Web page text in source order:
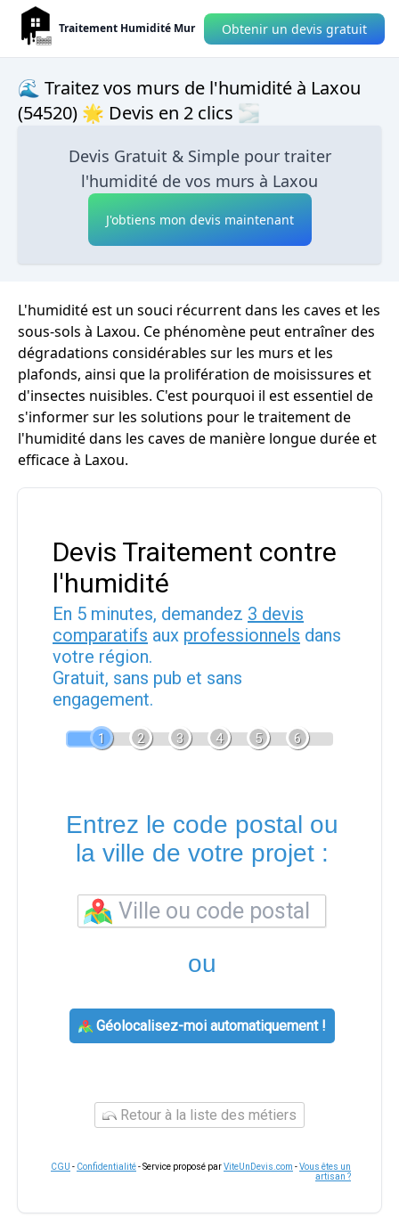
Traitement Humidité Mur Obtenir un devis gratuit
🌊 Traitez vos murs de l'humidité à Laxou
(54520) 🌟 Devis en 2 clics 🌫
Devis Gratuit & Simple pour traiter
l'humidité de vos murs à Laxou
J'obtiens mon devis maintenant
L'humidité est un souci récurrent dans les caves et les
sous-sols à Laxou. Ce phénomène peut entraîner des
dégradations considérables sur les murs et les
plafonds, ainsi que la prolifération de moisissures et
d'insectes nuisibles. C'est pourquoi il est essentiel de
s'informer sur les solutions pour le traitement de
l'humidité dans les caves de manière longue durée et
efficace à Laxou.
Devis Traitement contre
l'humidité
En 5 minutes, demandez 3 devis
comparatifs aux professionnels dans
votre région.
Gratuit, sans pub et sans
engagement.
1 2 3 4 5 6
Entrez le code postal ou
la ville de votre projet :
ou
Géolocalisez-moi automatiquement !
Retour à la liste des métiers
CGU - Confidentialité- Service proposé parViteUnDevis.com -Vous êtes un
artisan ?